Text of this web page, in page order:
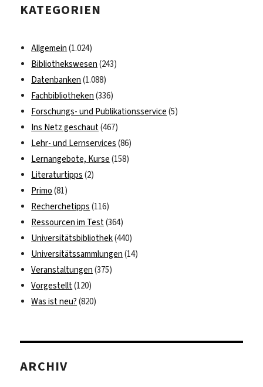
KATEGORIEN
Allgemein (1.024)
Bibliothekswesen (243)
Datenbanken (1.088)
Fachbibliotheken (336)
Forschungs- und Publikationsservice (5)
Ins Netz geschaut(467)
Lehr- und Lernservices (86)
Lernangebote, Kurse (158)
Literaturtipps (2)
Primo (81)
Recherchetipps (116)
Ressourcen im Test(364)
Universitätsbibliothek(440)
Universitätssammlungen (14)
Veranstaltungen (375)
Vorgestellt(120)
Was ist neu? (820)
ARCHIV